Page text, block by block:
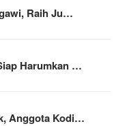
Raih Ju…
Harumkan …
Anggota Kodi…